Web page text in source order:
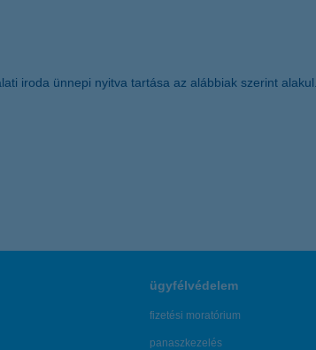
iroda ünnepi nyitva tartása az alábbiak szerint alakul.
ügyfélvédelem
fizetési moratórium
panaszkezelés